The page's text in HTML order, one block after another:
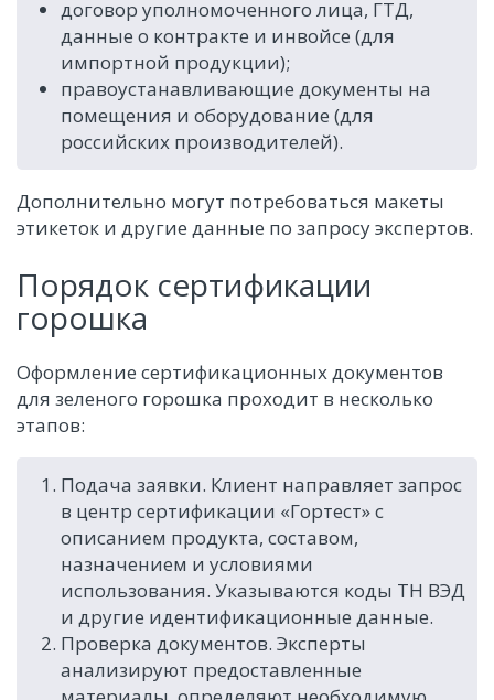
договор уполномоченного лица, ГТД,
данные о контракте и инвойсе (для
импортной продукции);
правоустанавливающие документы на
помещения и оборудование (для
российских производителей).
Дополнительно могут потребоваться макеты
этикеток и другие данные по запросу экспертов.
Порядок сертификации
горошка
Оформление сертификационных документов
для зеленого горошка проходит в несколько
этапов:
Подача заявки. Клиент направляет запрос
в центр сертификации «Гортест» с
описанием продукта, составом,
назначением и условиями
использования. Указываются коды ТН ВЭД
и другие идентификационные данные.
Проверка документов. Эксперты
анализируют предоставленные